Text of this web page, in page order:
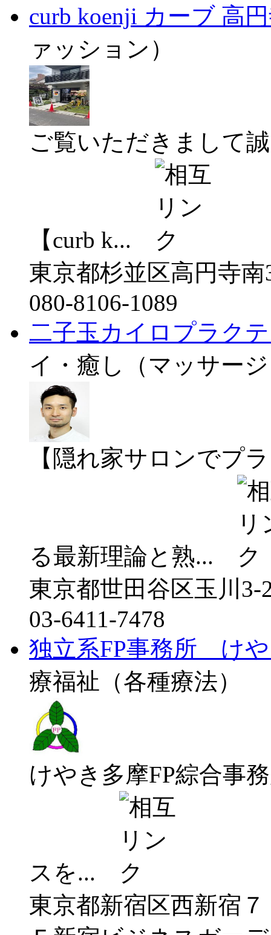
curb koenji カーブ 高
ァッション）
ご覧いただきまして
【curb k...
東京都杉並区高円寺南
080-8106-1089
二子玉カイロプラク
イ・癒し（マッサー
【隠れ家サロンでプ
る最新理論と熟...
東京都世田谷区玉川
03-6411-7478
独立系FP事務所 けや
療福祉（各種療法）
けやき多摩FP綜合事
スを...
東京都新宿区西新宿